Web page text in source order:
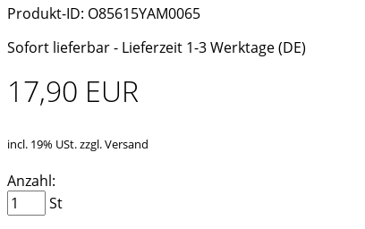
Produkt-ID: O85615YAM0065
Sofort lieferbar - Lieferzeit 1-3 Werktage (DE)
17,90 EUR
incl. 19% USt. zzgl. Versand
Anzahl:
St